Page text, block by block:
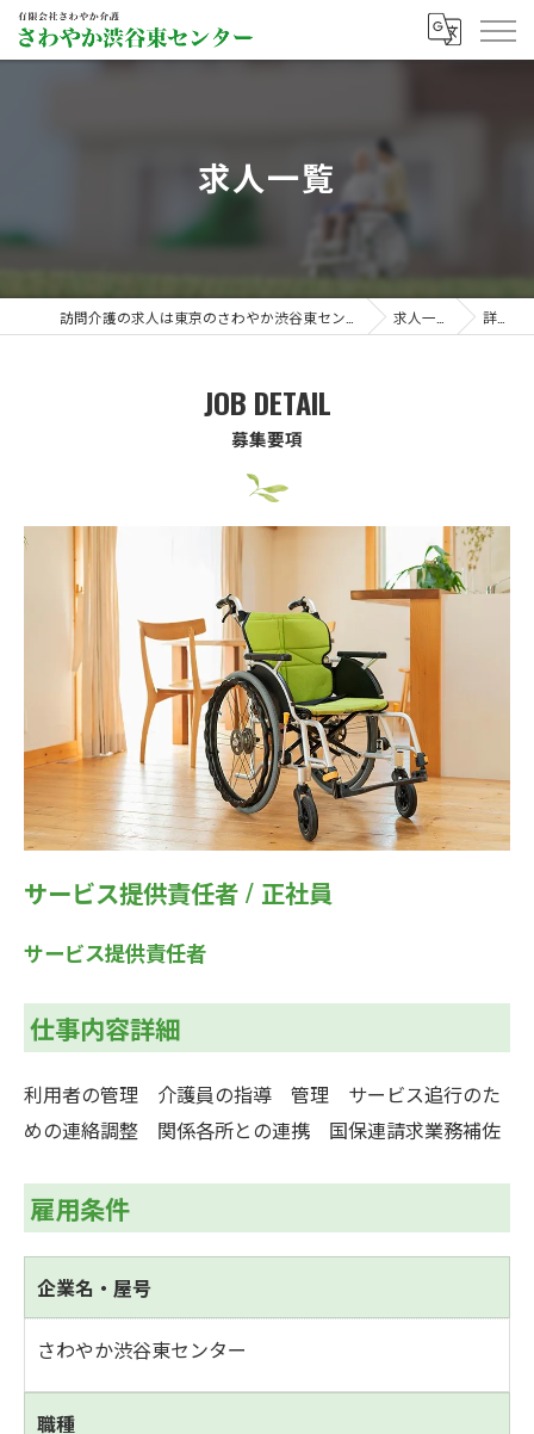
求人一覧
求人一覧 詳細
募集要項
JOB DETAIL
サービス提供責任者 / 正社員
サービス提供責任者
仕事内容詳細
利用者の管理 介護員の指導 管理 サービス追行のた
めの連絡調整 関係各所との連携 国保連請求業務補佐
雇用条件
企業名・屋号
さわやか渋谷東センター
職種